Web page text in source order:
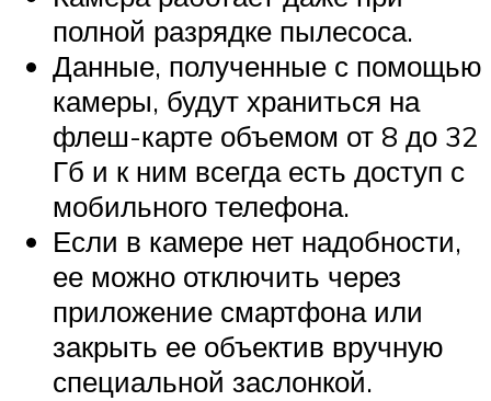
полной разрядке пылесоса.
Данные, полученные с помощью
камеры, будут храниться на
флеш-карте объемом от 8 до 32
Гб и к ним всегда есть доступ с
мобильного телефона.
Если в камере нет надобности,
ее можно отключить через
приложение смартфона или
закрыть ее объектив вручную
специальной заслонкой.